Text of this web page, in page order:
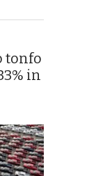
tonfo
in